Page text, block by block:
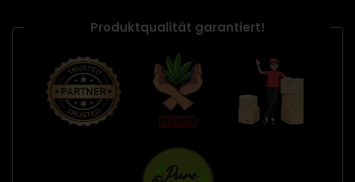
Produktqualität garantiert!